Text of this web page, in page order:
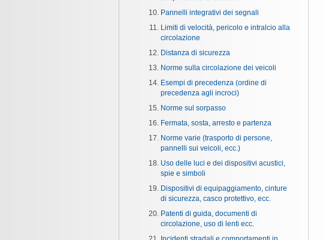
Pannelli integrativi dei segnali
Limiti di velocità, pericolo e intralcio alla
circolazione
Distanza di sicurezza
Norme sulla circolazione dei veicoli
Esempi di precedenza (ordine di
precedenza agli incroci)
Norme sul sorpasso
Fermata, sosta, arresto e partenza
Norme varie (trasporto di persone,
pannelli sui veicoli, ecc.)
Uso delle luci e dei dispositivi acustici,
spie e simboli
Dispositivi di equipaggiamento, cinture
di sicurezza, casco protettivo, ecc.
Patenti di guida, documenti di
circolazione, uso di lenti ecc.